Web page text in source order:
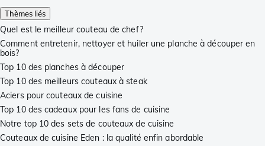
Thèmes liés
Quel est le meilleur couteau de chef?
Comment entretenir, nettoyer et huiler une planche à découper en
bois?
Top 10 des planches à découper
Top 10 des meilleurs couteaux à steak
Aciers pour couteaux de cuisine
Top 10 des cadeaux pour les fans de cuisine
Notre top 10 des sets de couteaux de cuisine
Couteaux de cuisine Eden : la qualité enfin abordable